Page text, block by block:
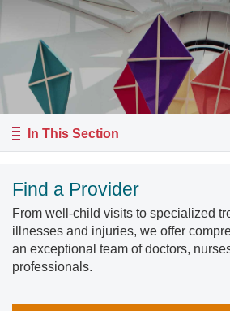
In This Section
Find a Provider
From well-child visits to specialized
illnesses and injuries, we offer
an exceptional team of doctors,
professionals.